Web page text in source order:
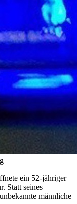
ein 52-jähriger
Statt seines
männliche